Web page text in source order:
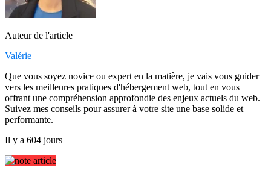
Auteur de l'article
Valérie
Que vous soyez novice ou expert en la matière, je vais vous guider
vers les meilleures pratiques d'hébergement web, tout en vous
offrant une compréhension approfondie des enjeux actuels du web.
Suivez mes conseils pour assurer à votre site une base solide et
performante.
Il y a 604 jours